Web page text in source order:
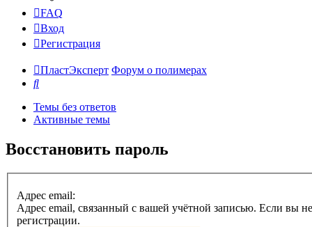
FAQ
Вход
Регистрация
ПластЭксперт Форум о полимерах
Поиск
Темы без ответов
Активные темы
Восстановить пароль
Адрес email:
Адрес email, связанный с вашей учётной записью. Если вы
регистрации.